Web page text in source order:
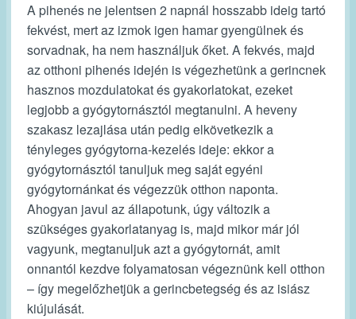
A pihenés ne jelentsen 2 napnál hosszabb ideig tartó
fekvést, mert az izmok igen hamar gyengülnek és
sorvadnak, ha nem használjuk őket. A fekvés, majd
az otthoni pihenés idején is végezhetünk a gerincnek
hasznos mozdulatokat és gyakorlatokat, ezeket
legjobb a gyógytornásztól megtanulni. A heveny
szakasz lezajlása után pedig elkövetkezik a
tényleges gyógytorna-kezelés ideje: ekkor a
gyógytornásztól tanuljuk meg saját egyéni
gyógytornánkat és végezzük otthon naponta.
Ahogyan javul az állapotunk, úgy változik a
szükséges gyakorlatanyag is, majd mikor már jól
vagyunk, megtanuljuk azt a gyógytornát, amit
onnantól kezdve folyamatosan végeznünk kell otthon
– így megelőzhetjük a gerincbetegség és az isiász
kiújulását.